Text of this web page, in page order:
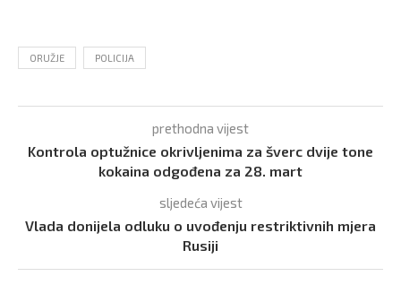
ORUŽJE POLICIJA
prethodna vijest
Kontrola optužnice okrivljenima za šverc dvije tone
kokaina odgođena za 28. mart
sljedeća vijest
Vlada donijela odluku o uvođenju restriktivnih mjera
Rusiji